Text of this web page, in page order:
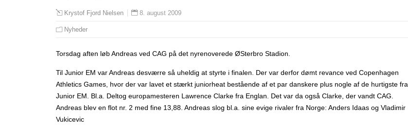
Krystof Fjord Nielsen 8. august 2009
Nyheder
Torsdag aften løb Andreas ved CAG på det nyrenoverede ØSterbro Stadion.
Til Junior EM var Andreas desværre så uheldig at styrte i finalen. Der var derfor dømt revance ved Copenhagen
Athletics Games, hvor der var lavet et stærkt juniorheat bestående af et par danskere plus nogle af de hurtigste fra
Junior EM. Bl.a. Deltog europamesteren Lawrence Clarke fra Englan. Det var da også Clarke, der vandt CAG.
Andreas blev en flot nr. 2 med fine 13,88. Andreas slog bl.a. sine evige rivaler fra Norge: Anders Idaas og Vladimir
Vukicevic